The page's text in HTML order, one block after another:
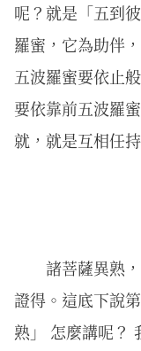
呢？就是「五到
羅蜜，它為助伴
五波羅蜜要依止
要依靠前五波羅
就，就是互相任
諸菩薩異熟
證得。這底下說
熟」 怎麼講呢？